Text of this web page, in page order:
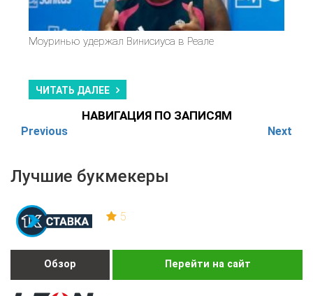
Лучшие букмекеры
5
Обзор Перейти на сайт
Моуринью удержал Винисиуса в Реале
ЧИТАТЬ ДАЛЕЕ
НАВИГАЦИЯ ПО ЗАПИСЯМ
Previous Next